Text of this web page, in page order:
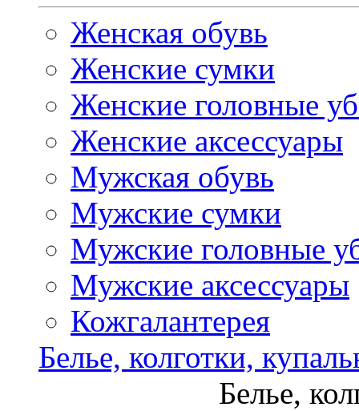
Женская обувь
Женские сумки
Женские головные
Женские аксессуары
Мужская обувь
Мужские сумки
Мужские головные
Мужские аксессуары
Кожгалантерея
Белье, колготки,
Белье,